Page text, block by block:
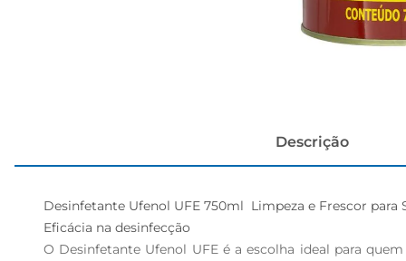
Descrição
Desinfetante Ufenol UFE 750ml  Limpeza e Frescor para
Eficácia na desinfecção
O Desinfetante Ufenol UFE é a escolha ideal para